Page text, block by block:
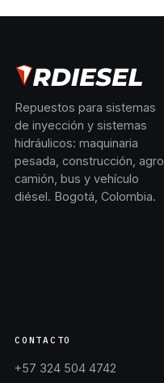
Repuestos para sistemas
de inyección y sistemas
hidráulicos: maquinaria
pesada, construcción, agro,
camión, bus y vehículo
diésel. Bogotá, Colombia.
CONTACTO
+57 324 504 4742